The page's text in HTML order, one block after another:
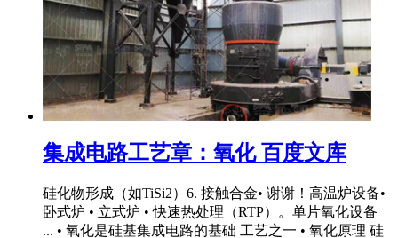
集成电路工艺章：氧化 百度文库
硅化物形成（如TiSi2）6. 接触合金• 谢谢！高温炉设备•
卧式炉 • 立式炉 • 快速热处理（RTP）。单片氧化设备
... • 氧化是硅基集成电路的基础 工艺之一 • 氧化原理 硅